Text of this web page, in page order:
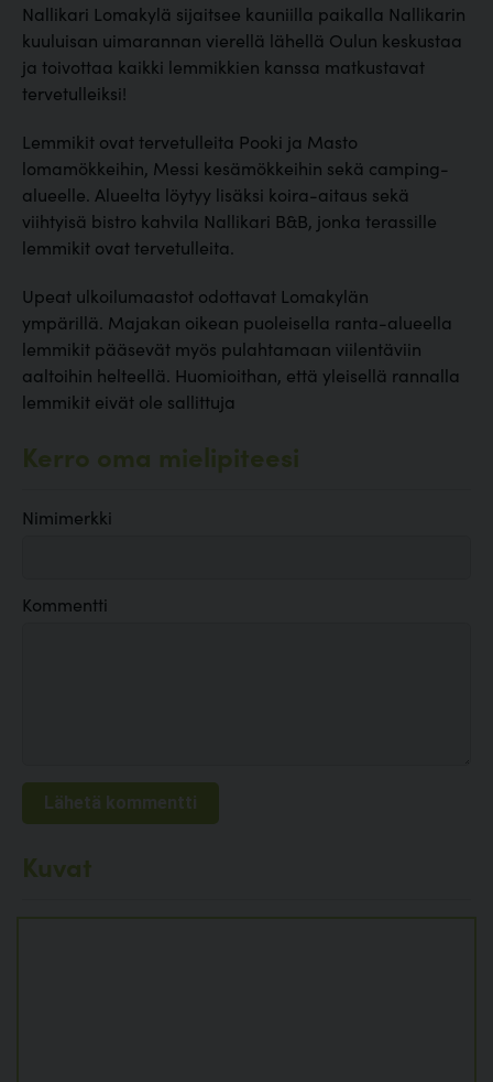
Nallikari Lomakylä sijaitsee kauniilla paikalla Nallikarin
kuuluisan uimarannan vierellä lähellä Oulun keskustaa
ja toivottaa kaikki lemmikkien kanssa matkustavat
tervetulleiksi!
Lemmikit ovat tervetulleita Pooki ja Masto
lomamökkeihin, Messi kesämökkeihin sekä camping-
alueelle. Alueelta löytyy lisäksi koira-aitaus sekä
viihtyisä bistro kahvila Nallikari B&B, jonka terassille
lemmikit ovat tervetulleita.
Upeat ulkoilumaastot odottavat Lomakylän
ympärillä. Majakan oikean puoleisella ranta-alueella
lemmikit pääsevät myös pulahtamaan viilentäviin
aaltoihin helteellä. Huomioithan, että yleisellä rannalla
lemmikit eivät ole sallittuja
Kerro oma mielipiteesi
Nimimerkki
Kommentti
Kuvat